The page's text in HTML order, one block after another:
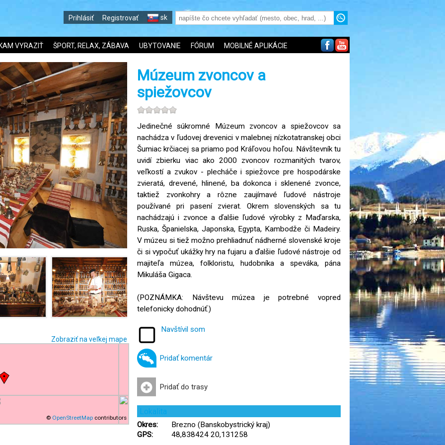
Prihlásiť Registrovať sk
VYRAZIŤ ŠPORT, RELAX, ZÁBAVA UBYTOVANIE FÓRUM MOBILNÉ APLIKÁCIE
Zobraziť na veľkej mape
© OpenStreetMap contributors
Múzeum zvoncov a
spiežovcov
Jedinečné súkromné Múzeum zvoncov a spiežovcov sa
nachádza v ľudovej drevenici v malebnej nízkotatranskej obci
Šumiac krčiacej sa priamo pod Kráľovou hoľou. Návštevník tu
uvidí zbierku viac ako 2000 zvoncov rozmanitých tvarov,
veľkostí a zvukov - plecháče i spiežovce pre hospodárske
zvieratá, drevené, hlinené, ba dokonca i sklenené zvonce,
taktiež zvonkohry a rôzne zaujímavé ľudové nástroje
používané pri pasení zvierat. Okrem slovenských sa tu
nachádzajú i zvonce a ďalšie ľudové výrobky z Maďarska,
Ruska, Španielska, Japonska, Egypta, Kambodže či Madeiry.
V múzeu si tiež možno prehliadnuť nádherné slovenské kroje
či si vypočuť ukážky hry na fujaru a ďalšie ľudové nástroje od
majiteľa múzea, folkloristu, hudobníka a speváka, pána
Mikuláša Gigaca.
(POZNÁMKA: Návštevu múzea je potrebné vopred
telefonicky dohodnúť.)
Navštívil som
Pridať komentár
Pridať do trasy
Lokalita
Okres:
Brezno (Banskobystrický kraj)
GPS:
48,838424 20,131258